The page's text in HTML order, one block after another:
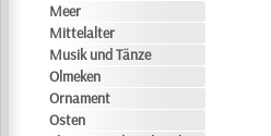
Meer
Mittelalter
Musik und Tänze
Olmeken
Ornament
Osten